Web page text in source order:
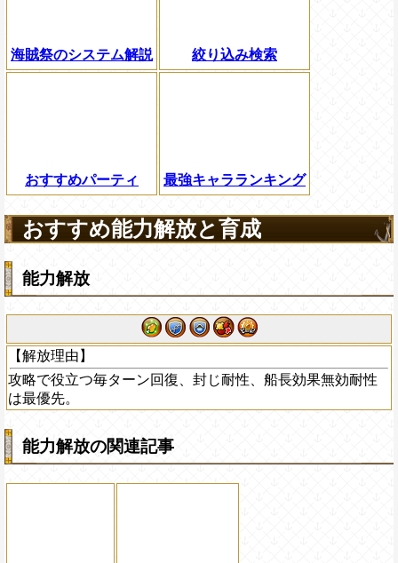
海賊祭のシステム解説 絞り込み検索
おすすめパーティ 最強キャラランキング
おすすめ能力解放と育成
能力解放
【解放理由】
攻略で役立つ毎ターン回復、封じ耐性、船長効果無効耐性
は最優先。
能力解放の関連記事